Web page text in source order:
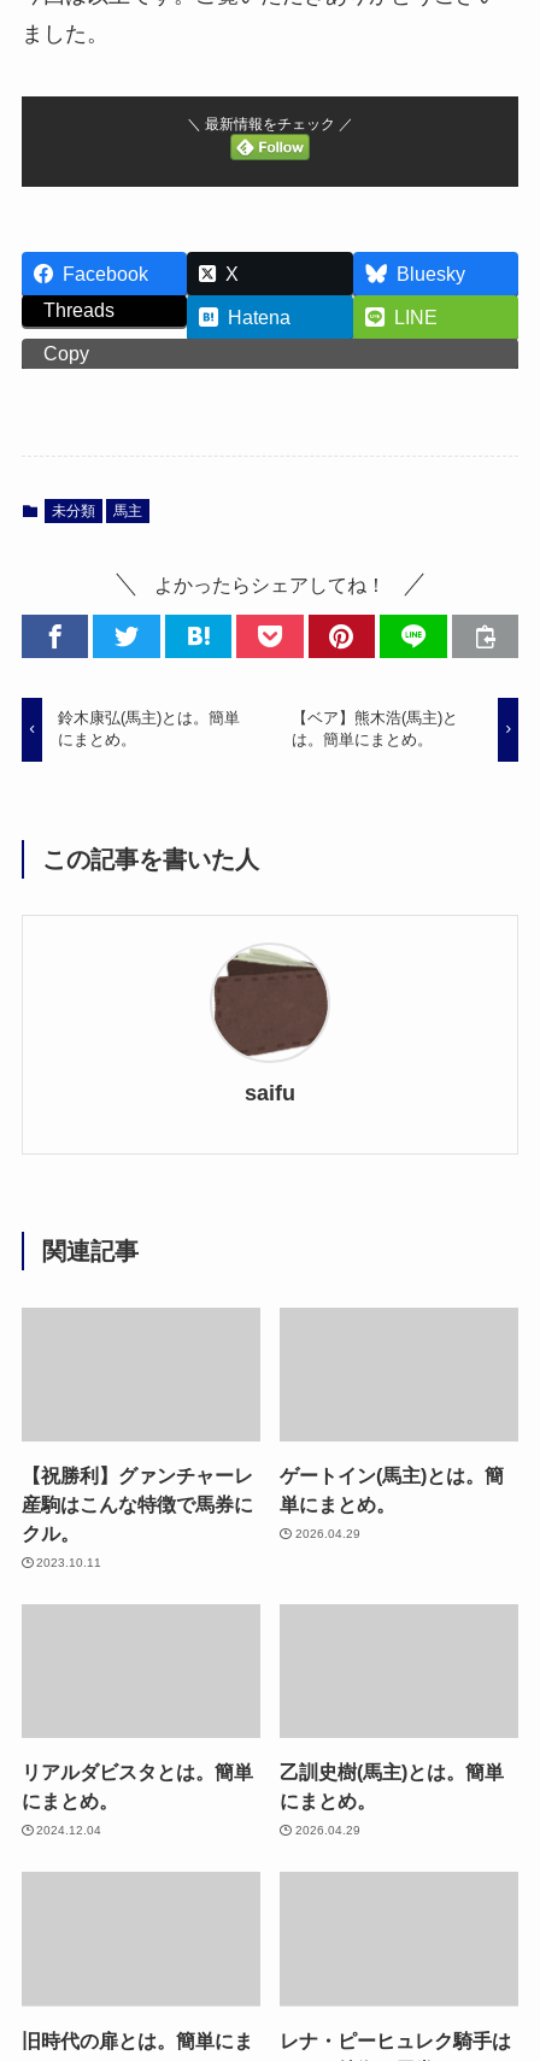
ました。
＼ 最新情報をチェック ／
Facebook X
Bluesky
Threads
Hatena
LINE
Copy
未分類 馬主
よかったらシェアしてね！
鈴木康弘(馬主)とは。簡単
にまとめ。
【ベア】熊木浩(馬主)と
は。簡単にまとめ。
この記事を書いた人
saifu
関連記事
【祝勝利】グァンチャーレ
産駒はこんな特徴で馬券に
クル。
2023.10.11
ゲートイン(馬主)とは。簡
単にまとめ。
2026.04.29
リアルダビスタとは。簡単
にまとめ。
2024.12.04
乙訓史樹(馬主)とは。簡単
にまとめ。
2026.04.29
旧時代の扉とは。簡単にま
レナ・ピーヒュレク騎手は